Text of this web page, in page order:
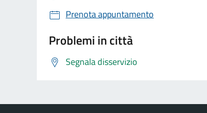
Prenota appuntamento
Problemi in città
Segnala disservizio